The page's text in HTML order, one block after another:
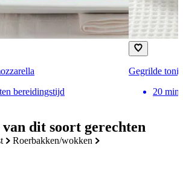
dit soort gerechten
roerbakken/wokken
bereidingstijd
Gegrilde
20 min